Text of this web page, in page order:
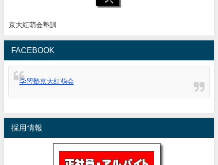
京大紅萌会塾訓
FACEBOOK
学習塾京大紅萌会
採用情報